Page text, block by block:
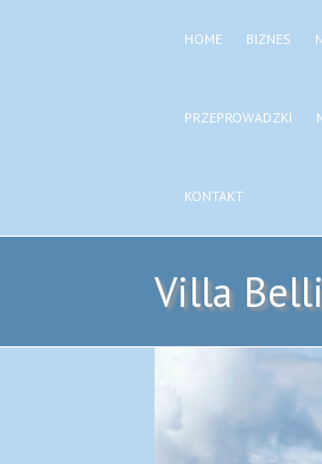
HOME BIZNES
PRZEPROWADZKI
KONTAKT
Villa